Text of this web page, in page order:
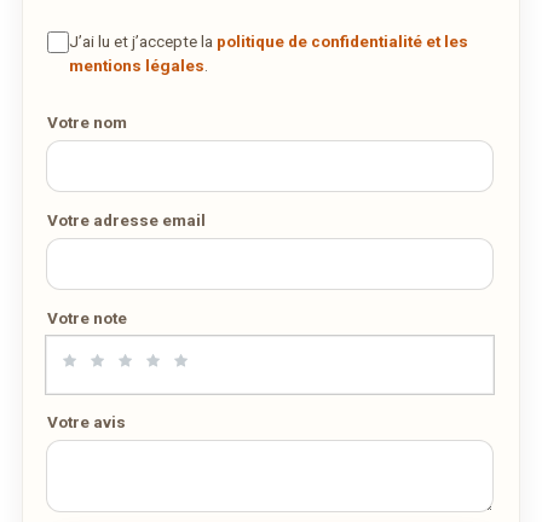
DES MILLIERS DE PLATS LIVRÉS AU LUXEMBOURG
J’ai lu et j’accepte la politique de confidentialité et les
mentions légales
Votre nom
Votre adresse email
Votre note
Votre avis